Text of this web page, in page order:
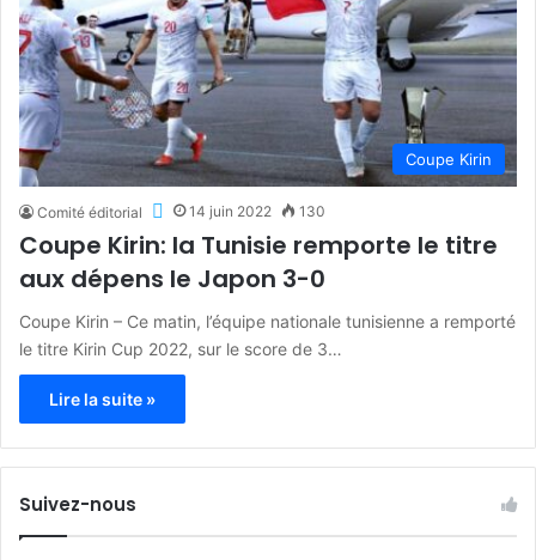
Coupe Kirin
Comité éditorial 14 juin 2022 130
Coupe Kirin: la Tunisie remporte le titre
aux dépens le Japon 3-0
Coupe Kirin – Ce matin, l’équipe nationale tunisienne a remporté
le titre Kirin Cup 2022, sur le score de 3…
Lire la suite »
Suivez-nous